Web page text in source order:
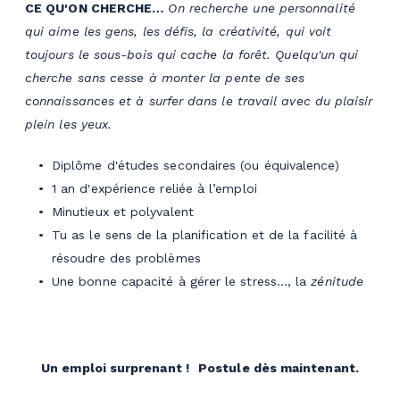
CE QU'ON CHERCHE… On recherche une personnalité
qui aime les gens, les défis, la créativité, qui voit
toujours le sous-bois qui cache la forêt. Quelqu'un qui
cherche sans cesse à monter la pente de ses
connaissances et à surfer dans le travail avec du plaisir
plein les yeux.
Diplôme d'études secondaires (ou équivalence)
1 an d'expérience reliée à l’emploi
Minutieux et polyvalent
Tu as le sens de la planification et de la facilité à
résoudre des problèmes
Une bonne capacité à gérer le stress…, la zénitude
Un emploi surprenant ! Postule dès maintenant.